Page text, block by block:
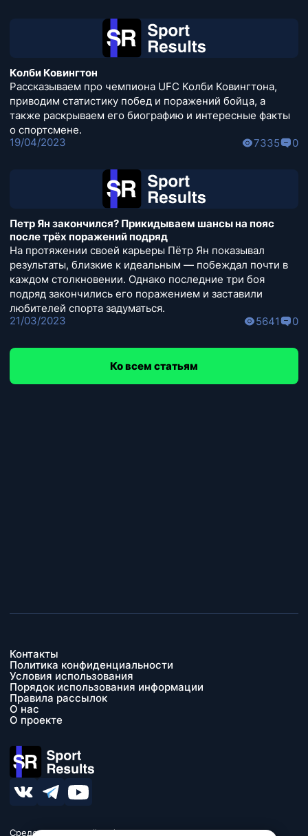
Колби Ковингтон
Рассказываем про чемпиона UFC Колби Ковингтона,
приводим статистику побед и поражений бойца, а
также раскрываем его биографию и интересные факты
о спортсмене.
19/04/2023
7335 0
Петр Ян закончился? Прикидываем шансы на пояс
после трёх поражений подряд
На протяжении своей карьеры Пётр Ян показывал
результаты, близкие к идеальным — побеждал почти в
каждом столкновении. Однако последние три боя
подряд закончились его поражением и заставили
любителей спорта задуматься.
21/03/2023
5641 0
Ко всем статьям
Контакты
Политика конфиденциальности
Условия использования
Порядок использования информации
Правила рассылок
О нас
О проекте
Средство массовой информации сетевое издание